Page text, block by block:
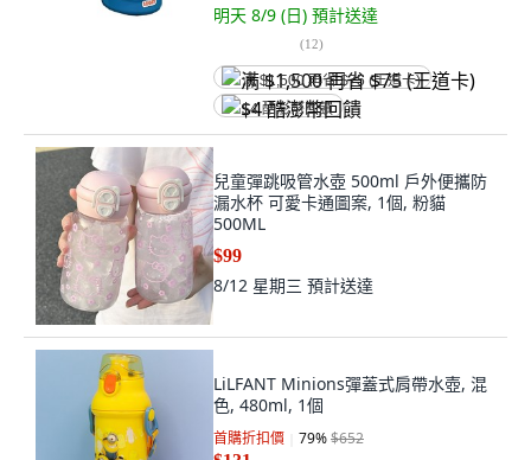
明天 8/9 (日) 預計送達
(12)
满 $1,500 再省 $75 (王道卡)
$4 酷澎幣回饋
兒童彈跳吸管水壺 500ml 戶外便攜防
漏水杯 可愛卡通圖案, 1個, 粉貓
500ML
$99
8/12 星期三 預計送達
LiLFANT Minions彈蓋式肩帶水壺, 混
色, 480ml, 1個
首購折扣價 79%$652